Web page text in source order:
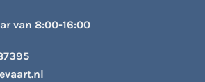
van 8:00-16:00